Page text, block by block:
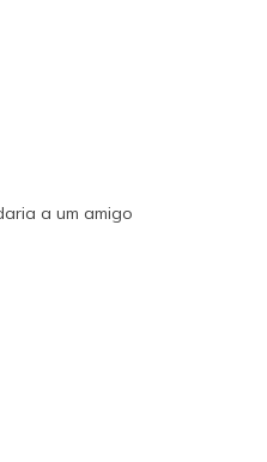
size
Wearing
a um amigo